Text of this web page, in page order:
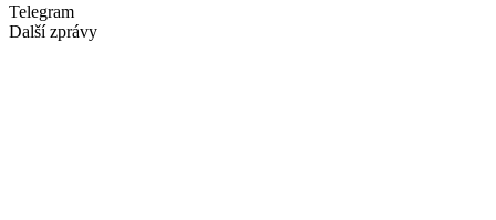
Telegram
Další zprávy